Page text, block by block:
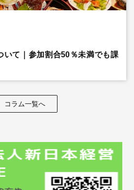
いて｜参加割合50％未満でも課
コラム一覧へ